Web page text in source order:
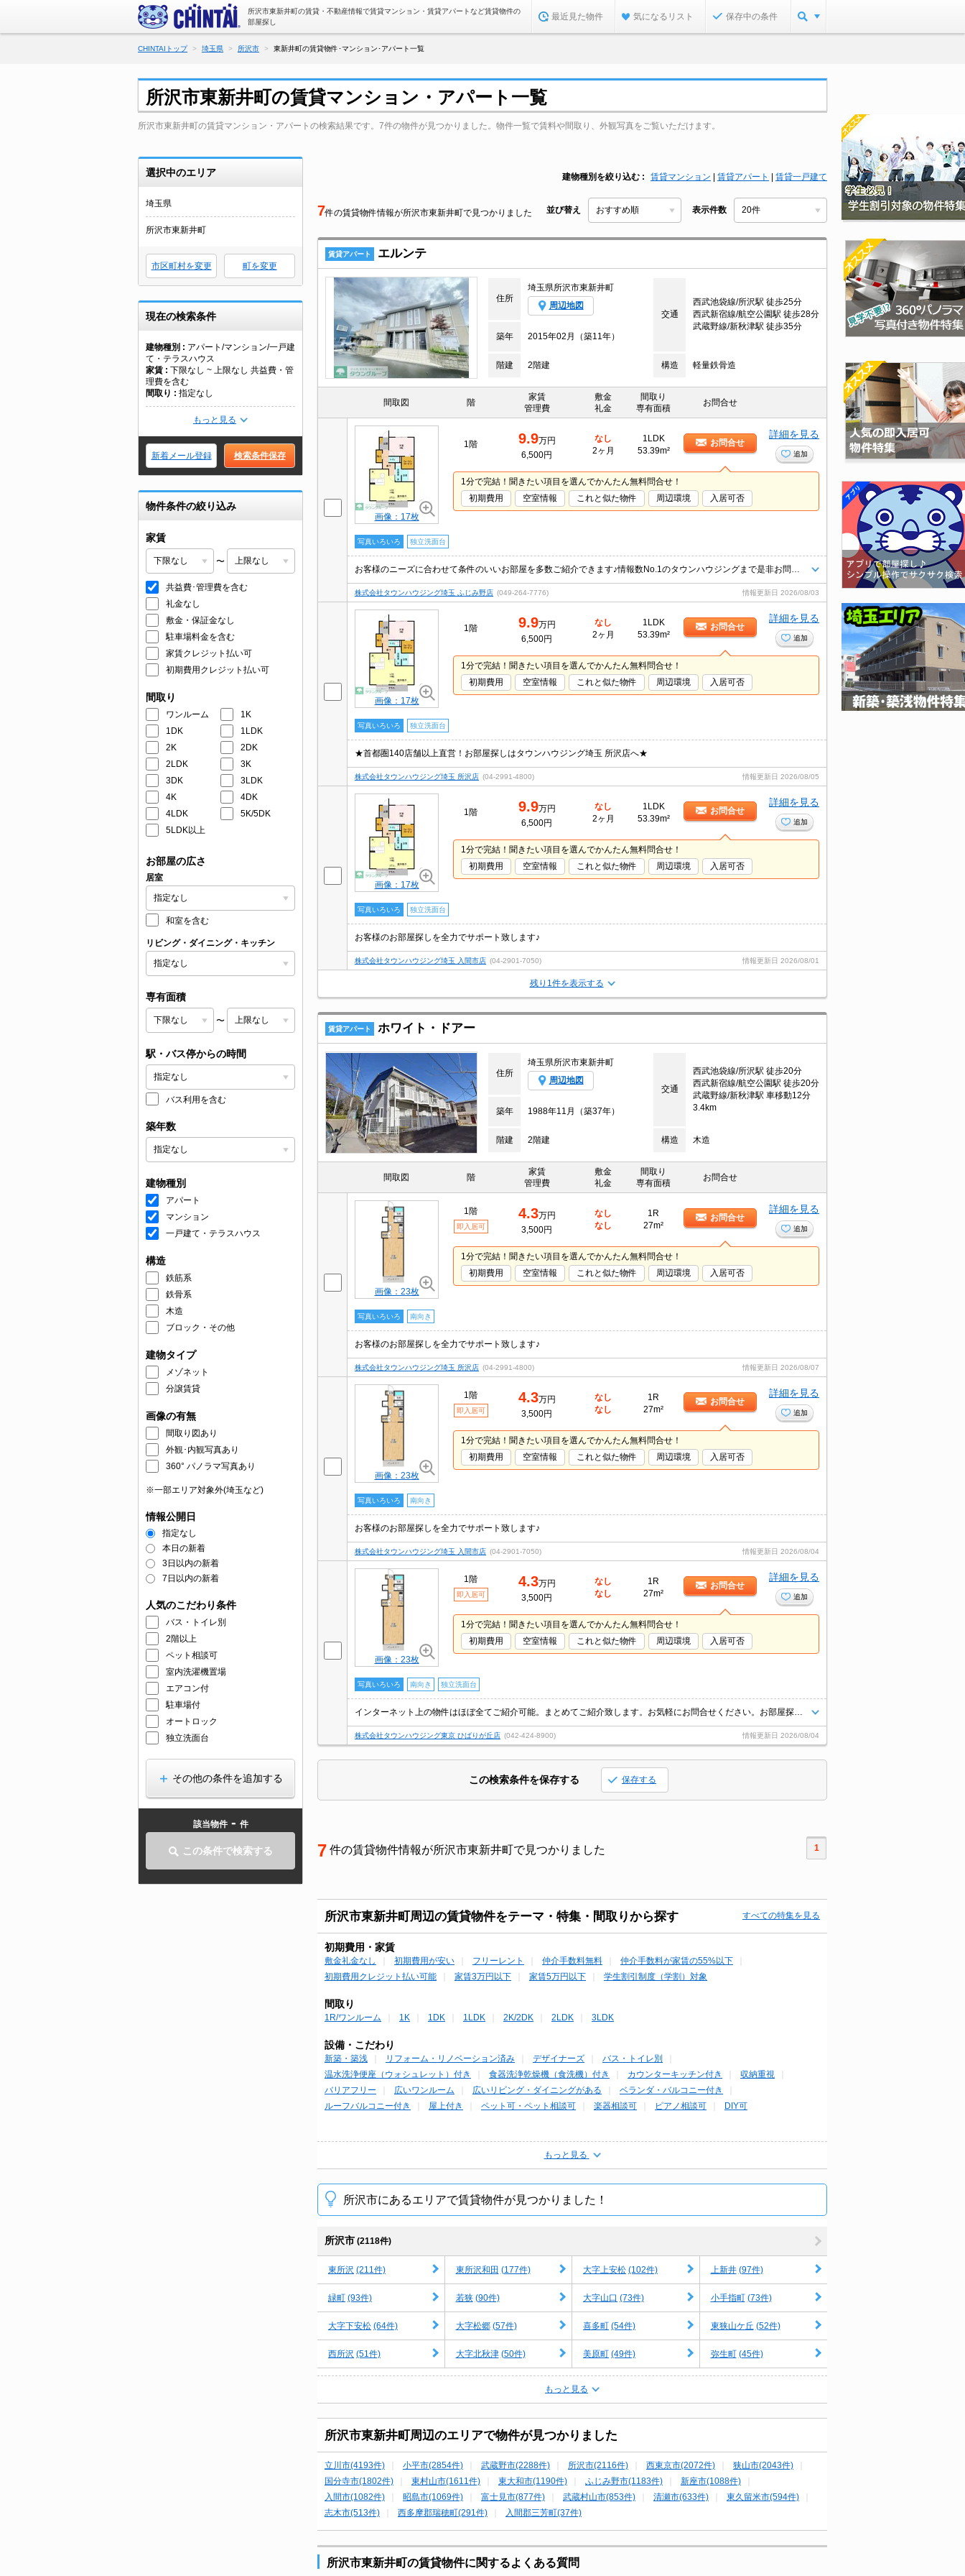
所沢市東新井町の賃貸・不動産情報で賃貸マンション・賃貸アパートなど賃貸物件の
部屋探し
最近見た物件 気になるリスト 保存中の条件
CHINTAIトップ 埼玉県 所沢市 東新井町の賃貸物件･マンション･アパート一覧
所沢市東新井町の賃貸マンション・アパート一覧
所沢市東新井町の賃貸マンション・アパートの検索結果です。7件の物件が見つかりました。物件一覧で賃料や間取り、外観写真をご覧いただけます。
選択中のエリア
埼玉県
所沢市東新井町
市区町村を変更 町を変更
現在の検索条件
建物種別
アパート/マンション/一戸建
て・テラスハウス
家賃
下限なし ~ 上限なし 共益費・管
理費を含む
間取り
指定なし
もっと見る
新着メール登録 検索条件保存
物件条件の絞り込み
家賃
〜
共益費･管理費を含む
礼金なし
敷金・保証金なし
駐車場料金を含む
家賃クレジット払い可
初期費用クレジット払い可
間取り
ワンルーム
1K
1DK
1LDK
2K
2DK
2LDK
3K
3DK
3LDK
4K
4DK
4LDK
5K/5DK
5LDK以上
お部屋の広さ
居室
和室を含む
リビング・ダイニング・キッチン
専有面積
〜
駅・バス停からの時間
バス利用を含む
築年数
建物種別
アパート
マンション
一戸建て・テラスハウス
構造
鉄筋系
鉄骨系
木造
ブロック・その他
建物タイプ
メゾネット
分譲賃貸
画像の有無
間取り図あり
外観･内観写真あり
360° パノラマ写真あり
※一部エリア対象外(埼玉など)
情報公開日
指定なし
本日の新着
3日以内の新着
7日以内の新着
人気のこだわり条件
バス・トイレ別
2階以上
ペット相談可
室内洗濯機置場
エアコン付
駐車場付
オートロック
独立洗面台
その他の条件を追加する
該当物件 - 件
この条件で検索する
建物種別を絞り込む 賃貸マンション 賃貸アパート 賃貸一戸建て
7件の賃貸物件情報が所沢市東新井町で見つかりました 並び替え 表示件数
賃貸アパート エルンテ
住所
埼玉県所沢市東新井町
周辺地図
交通
西武池袋線/所沢駅 徒歩25分
西武新宿線/航空公園駅 徒歩28分
武蔵野線/新秋津駅 徒歩35分
築年
2015年02月（築11年）
階建 2階建 構造 軽量鉄骨造
間取図 階
家賃
管理費
敷金
礼金
間取り
専有面積
お問合せ
画像：17枚
1階 9.9万円
6,500円
なし
2ヶ月
1LDK
53.39m²
お問合せ
詳細を見る
追加
1分で完結！聞きたい項目を選んでかんたん無料問合せ！
初期費用
空室情報 これと似た物件 周辺環境 入居可否
写真いろいろ 独立洗面台
株式会社タウンハウジング埼玉 ふじみ野店 (049-264-7776) 情報更新日 2026/08/03
画像：17枚
1階 9.9万円
6,500円
なし
2ヶ月
1LDK
53.39m²
お問合せ
詳細を見る
追加
1分で完結！聞きたい項目を選んでかんたん無料問合せ！
初期費用
空室情報 これと似た物件 周辺環境 入居可否
写真いろいろ 独立洗面台
★首都圏140店舗以上直営！お部屋探しはタウンハウジング埼玉 所沢店へ★
株式会社タウンハウジング埼玉 所沢店 (04-2991-4800) 情報更新日 2026/08/05
画像：17枚
1階 9.9万円
6,500円
なし
2ヶ月
1LDK
53.39m²
お問合せ
詳細を見る
追加
1分で完結！聞きたい項目を選んでかんたん無料問合せ！
初期費用
空室情報 これと似た物件 周辺環境 入居可否
写真いろいろ 独立洗面台
お客様のお部屋探しを全力でサポート致します♪
株式会社タウンハウジング埼玉 入間市店 (04-2901-7050) 情報更新日 2026/08/01
残り1件を表示する
賃貸アパート ホワイト・ドアー
住所
埼玉県所沢市東新井町
周辺地図
交通
西武池袋線/所沢駅 徒歩20分
西武新宿線/航空公園駅 徒歩20分
武蔵野線/新秋津駅 車移動12分
3.4km
築年 1988年11月（築37年）
階建 2階建 構造 木造
間取図 階
家賃
管理費
敷金
礼金
間取り
専有面積
お問合せ
画像：23枚
1階
即入居可
4.3万円
3,500円
なし
なし
1R
27m²
お問合せ
詳細を見る
追加
1分で完結！聞きたい項目を選んでかんたん無料問合せ！
初期費用
空室情報 これと似た物件 周辺環境 入居可否
写真いろいろ 南向き
お客様のお部屋探しを全力でサポート致します♪
株式会社タウンハウジング埼玉 所沢店 (04-2991-4800) 情報更新日 2026/08/07
画像：23枚
1階
即入居可
4.3万円
3,500円
なし
なし
1R
27m²
お問合せ
詳細を見る
追加
1分で完結！聞きたい項目を選んでかんたん無料問合せ！
初期費用
空室情報 これと似た物件 周辺環境 入居可否
写真いろいろ 南向き
お客様のお部屋探しを全力でサポート致します♪
株式会社タウンハウジング埼玉 入間市店 (04-2901-7050) 情報更新日 2026/08/04
画像：23枚
1階
即入居可
4.3万円
3,500円
なし
なし
1R
27m²
お問合せ
詳細を見る
追加
1分で完結！聞きたい項目を選んでかんたん無料問合せ！
初期費用
空室情報 これと似た物件 周辺環境 入居可否
写真いろいろ 南向き 独立洗面台
株式会社タウンハウジング東京 ひばりが丘店 (042-424-8900) 情報更新日 2026/08/04
この検索条件を保存する 保存する
7 件の賃貸物件情報が所沢市東新井町で見つかりました 1
所沢市東新井町周辺の賃貸物件をテーマ・特集・間取りから探す すべての特集を見る
初期費用・家賃
敷金礼金なし 初期費用が安い フリーレント 仲介手数料無料
仲介手数料が家賃の55%以下
初期費用クレジット払い可能
家賃3万円以下 家賃5万円以下 学生割引制度（学割）対象
間取り
1R/ワンルーム 1K 1DK 1LDK 2K/2DK 2LDK 3LDK
設備・こだわり
新築・築浅 リフォーム・リノベーション済み デザイナーズ
バス・トイレ別
温水洗浄便座（ウォシュレット）付き
食器洗浄乾燥機（食洗機）付き カウンターキッチン付き
収納重視
バリアフリー
広いワンルーム 広いリビング・ダイニングがある
ベランダ・バルコニー付き
ルーフバルコニー付き
屋上付き ペット可・ペット相談可 楽器相談可 ピアノ相談可 DIY可
もっと見る
所沢市にあるエリアで賃貸物件が見つかりました！
所沢市 (2118件)
東所沢 (211件) 東所沢和田 (177件) 大字上安松 (102件) 上新井 (97件)
緑町 (93件) 若狭 (90件) 大字山口 (73件) 小手指町 (73件)
大字下安松 (64件) 大字松郷 (57件) 喜多町 (54件) 東狭山ケ丘 (52件)
西所沢 (51件) 大字北秋津 (50件) 美原町 (49件) 弥生町 (45件)
もっと見る
所沢市東新井町周辺のエリアで物件が見つかりました
立川市(4193件) 小平市(2854件) 武蔵野市(2288件) 所沢市(2116件) 西東京市(2072件)
狭山市(2043件)
国分寺市(1802件)
東村山市(1611件) 東大和市(1190件) ふじみ野市(1183件)
新座市(1088件)
入間市(1082件)
昭島市(1069件) 富士見市(877件) 武蔵村山市(853件) 清瀬市(633件)
東久留米市(594件)
志木市(513件)
西多摩郡瑞穂町(291件) 入間郡三芳町(37件)
所沢市東新井町の賃貸物件に関するよくある質問